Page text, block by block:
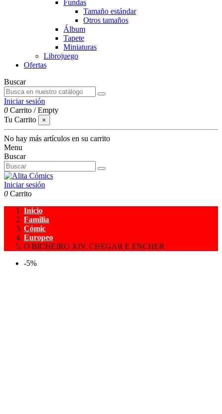
Fundas
Tamaño estándar
Otros tamaños
Álbum
Tapete
Miniaturas
Librojuego
Ofertas
Buscar
Iniciar sesión
0 Carrito /Empty
Tu Carrito
×
No hay más artículos en su carrito
Menu
Buscar
Iniciar sesión
0 Carrito
Inicio
Familia
Cómic
Europeo
O BICHEIRO XIV. CHEGAR E ENCHER
-5%